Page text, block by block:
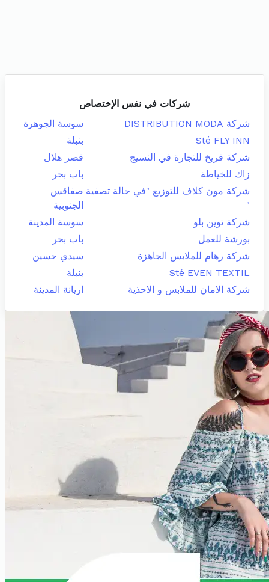
شركات في نفس الإختصاص
شركة DISTRIBUTION MODA
سوسة الجوهرة
Sté FLY INN
بنبلة
شركة فريخ للتجارة في النسيج
قصر هلال
زاك للخياطة
باب بحر
شركة مون كلاف للتوزيع "في حالة تصفية
"
صفاقس
الجنوبية
شركة توين بلو
سوسة المدينة
بورشة للعمل
باب بحر
شركة رهام للملابس الجاهزة
سيدي حسين
Sté EVEN TEXTIL
بنبلة
شركة الامان للملابس و الاحذية
اريانة المدينة